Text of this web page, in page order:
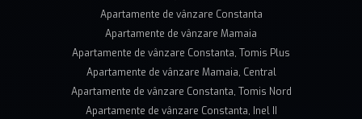
Apartamente de vânzare Constanta
Apartamente de vânzare Mamaia
Apartamente de vânzare Constanta, Tomis Plus
Apartamente de vânzare Mamaia, Central
Apartamente de vânzare Constanta, Tomis Nord
Apartamente de vânzare Constanta, Inel II